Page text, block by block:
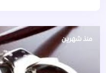
منذ شهرين